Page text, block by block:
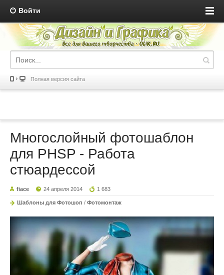
Войти
Полная версия сайта
Многослойный фотошаблон
для PHSP - Работа
стюардессой
fiace 24 апреля 2014 1 683
Шаблоны для Фотошоп / Фотомонтаж